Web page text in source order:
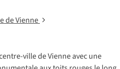
de Vienne